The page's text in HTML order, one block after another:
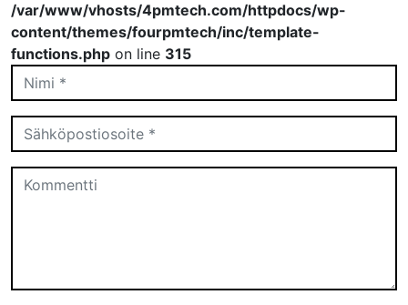
/var/www/vhosts/4pmtech.com/httpdocs/wp-
content/themes/fourpmtech/inc/template-
functions.php on line 315